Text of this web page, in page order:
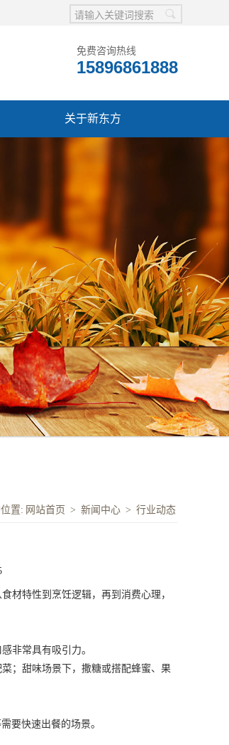
免费咨询热线
15896861888
关于新东方
置: 网站首页 > 新闻中心 > 行业动态
材特性到烹饪逻辑，再到消费心理，
非常具有吸引力。
；甜味场景下，撒糖或搭配蜂蜜、果
要快速出餐的场景。